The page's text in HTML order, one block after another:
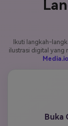
Ikuti langkah-
ilustrasi digital yang
Media.io
Buka